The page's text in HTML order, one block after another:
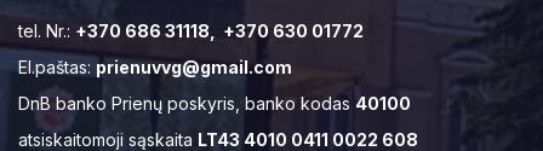
tel. Nr.: +370 686 31118, +370 630 01772
El.paštas: prienuvvg@gmail.com
DnB banko Prienų poskyris, banko kodas 40100
atsiskaitomoji sąskaita LT43 4010 0411 0022 608